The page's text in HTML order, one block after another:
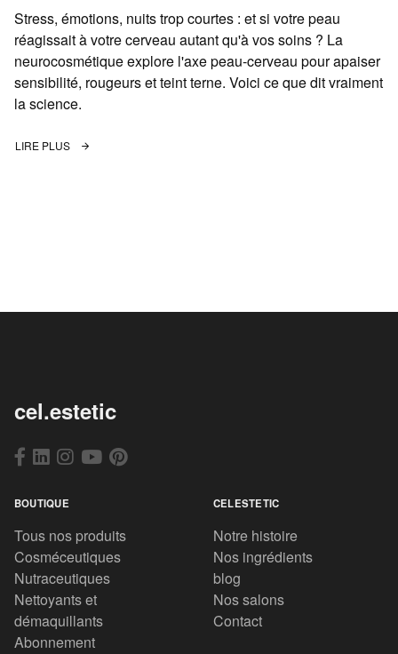
Stress, émotions, nuits trop courtes : et si votre peau
réagissait à votre cerveau autant qu'à vos soins ? La
neurocosmétique explore l'axe peau-cerveau pour apaiser
sensibilité, rougeurs et teint terne. Voici ce que dit vraiment
la science.
LIRE PLUS
cel.estetic
BOUTIQUE
Tous nos produits
Cosméceutiques
Nutraceutiques
Nettoyants et
démaquillants
Abonnement
CELESTETIC
Notre histoire
Nos ingrédients
blog
Nos salons
Contact